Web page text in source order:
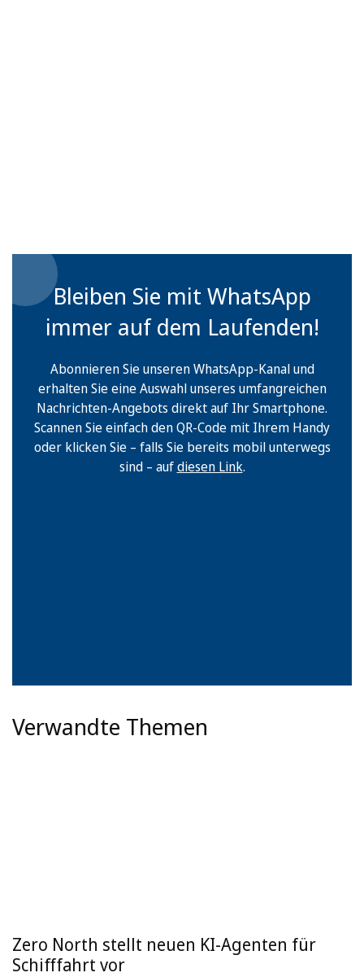
Bleiben Sie mit WhatsApp
immer auf dem Laufenden!
Abonnieren Sie unseren WhatsApp-Kanal und
erhalten Sie eine Auswahl unseres umfangreichen
Nachrichten-Angebots direkt auf Ihr Smartphone.
Scannen Sie einfach den QR-Code mit Ihrem Handy
oder klicken Sie – falls Sie bereits mobil unterwegs
sind – aufdiesen Link.
Verwandte Themen
Zero North stellt neuen KI-Agenten für
Schifffahrt vor